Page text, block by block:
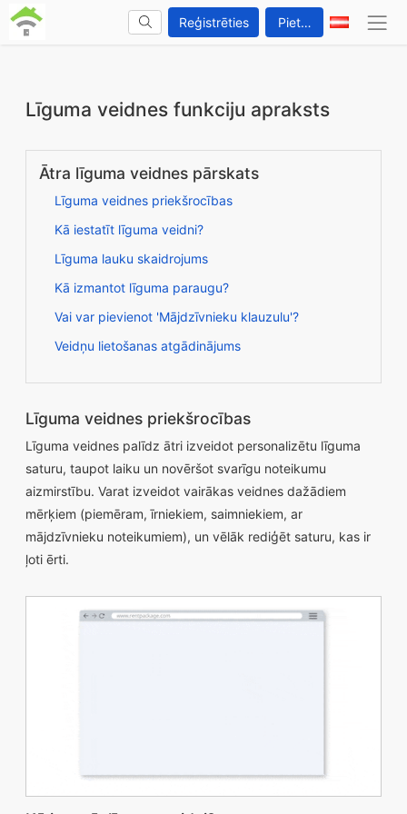
Reģistrēties Pieteikties
Līguma veidnes funkciju apraksts
Ātra līguma veidnes pārskats
Līguma veidnes priekšrocības
Kā iestatīt līguma veidni?
Līguma lauku skaidrojums
Kā izmantot līguma paraugu?
Vai var pievienot 'Mājdzīvnieku klauzulu'?
Veidņu lietošanas atgādinājums
Līguma veidnes priekšrocības
Līguma veidnes palīdz ātri izveidot personalizētu līguma
saturu, taupot laiku un novēršot svarīgu noteikumu
aizmirstību. Varat izveidot vairākas veidnes dažādiem
mērķiem (piemēram, īrniekiem, saimniekiem, ar
mājdzīvnieku noteikumiem), un vēlāk rediģēt saturu, kas ir
ļoti ērti.